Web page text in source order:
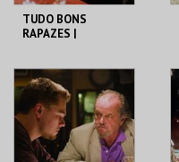
TUDO BONS
RAPAZES |
SCORSESE
CAPITÓLIO.
MAIS INFO